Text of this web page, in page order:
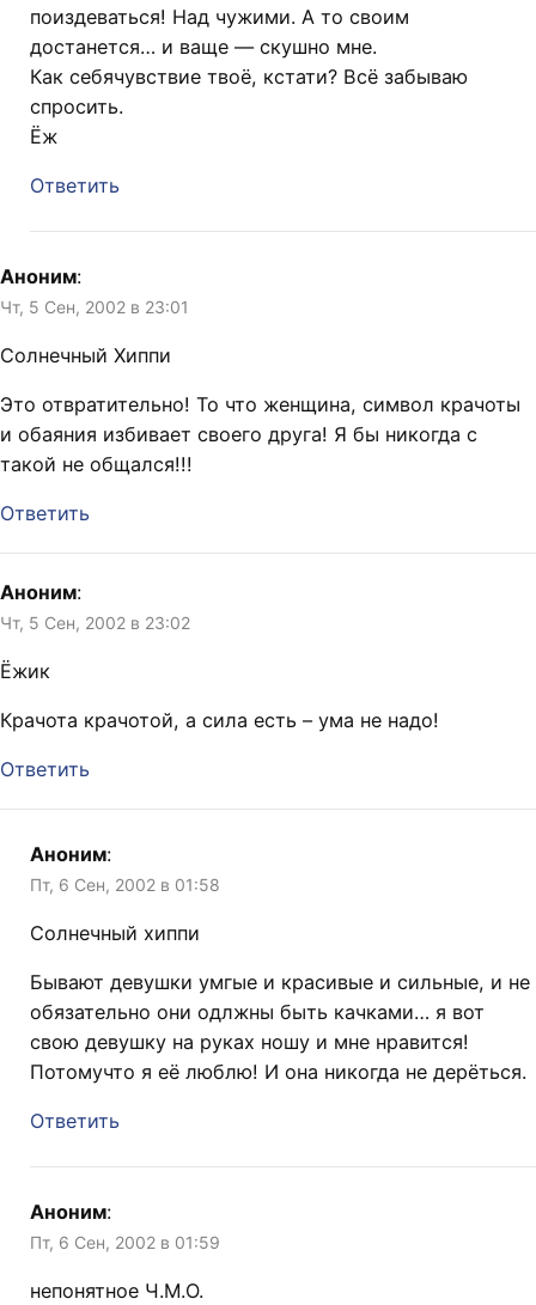
поиздеваться! Над чужими. А то своим
достанется… и ваще — скушно мне.
Как себячувствие твоё, кстати? Всё забываю
спросить.
Ёж
Ответить
Аноним:
Чт, 5 Сен, 2002 в 23:01
Солнечный Хиппи
Это отвратительно! То что женщина, символ крачоты
и обаяния избивает своего друга! Я бы никогда с
такой не общался!!!
Ответить
Аноним:
Чт, 5 Сен, 2002 в 23:02
Ёжик
Крачота крачотой, а сила есть – ума не надо!
Ответить
Аноним:
Пт, 6 Сен, 2002 в 01:58
Солнечный хиппи
Бывают девушки умгые и красивые и сильные, и не
обязательно они одлжны быть качками… я вот
свою девушку на руках ношу и мне нравится!
Потомучто я её люблю! И она никогда не дерёться.
Ответить
Аноним:
Пт, 6 Сен, 2002 в 01:59
непонятное Ч.М.О.